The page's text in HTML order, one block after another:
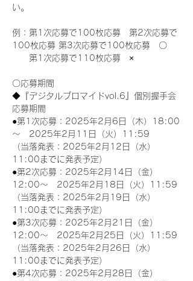
い。
例：第1次応募で100枚応募　第2次応募で
100枚応募 第3次応募で100枚応募　〇
第1次応募で110枚応募　×
〇応募期間
◆『デジタルブロマイドvol.6』個別握手会
応募期間
●第1次応募：2025年2月6日（木）18:00
～　2025年2月11日（火）11:59
（当落発表：2025年2月12日（水）
11:00までに発表予定）
●第2次応募：2025年2月14日（金）
12:00～　2025年2月18日（火）11:59
（当落発表：2025年2月19日（水）
11:00までに発表予定）
●第3次応募：2025年2月21日（金）
12:00～　2025年2月25日（火）11:59
（当落発表：2025年2月26日（水）
11:00までに発表予定）
●第4次応募：2025年2月28日（金）